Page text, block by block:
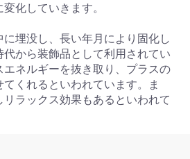
続ける カートへ進む
化していきます。
埋没し、長い年月により固化し
から装飾品として利用されてい
エネルギーを抜き取り、プラスの
くれるといわれています。ま
ラックス効果もあるといわれて